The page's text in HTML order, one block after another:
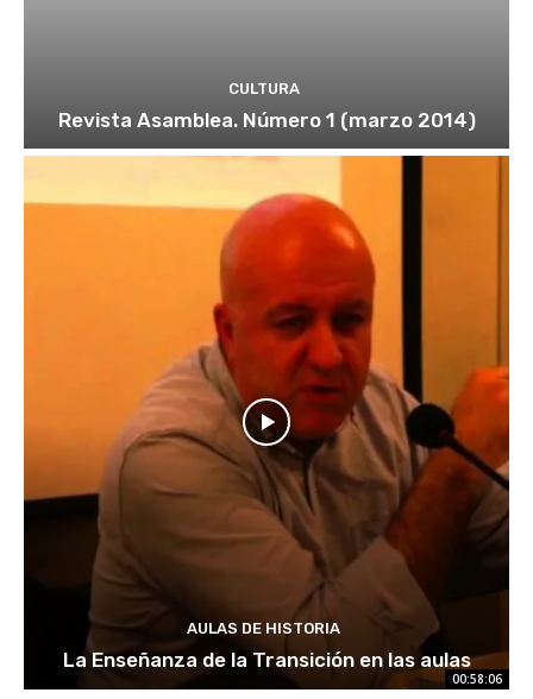
CULTURA
Revista Asamblea. Número 1 (marzo 2014)
00:58:06
AULAS DE HISTORIA
La Enseñanza de la Transición en las aulas